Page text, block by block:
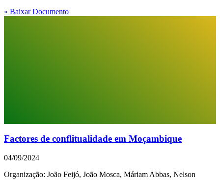
» Baixar Documento
Factores de conflitualidade em Moçambique
04/09/2024
Organização: João Feijó, João Mosca, Máriam Abbas, Nelson